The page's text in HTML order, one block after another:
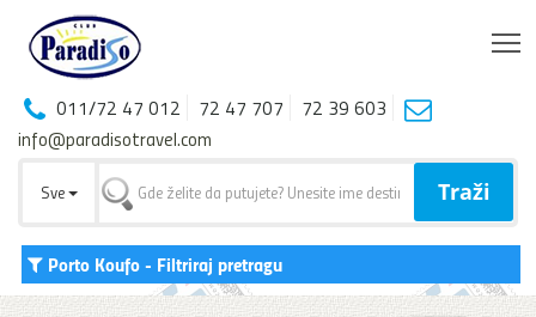
011/72 47 012 72 47 707
72 39 603
info@paradisotravel.com
Sve Traži
Porto Koufo- Filtriraj pretragu